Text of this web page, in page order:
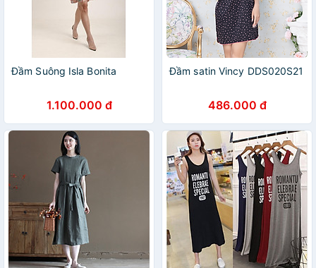
Đầm Suông Isla Bonita
1.100.000 đ
Đầm satin Vincy DDS020S21
486.000 đ